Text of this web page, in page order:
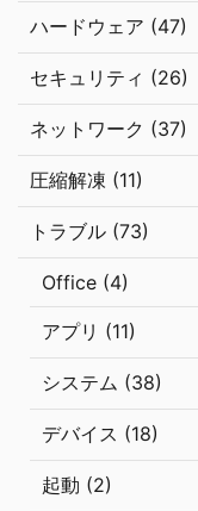
ハードウェア (47)
セキュリティ (26)
ネットワーク (37)
圧縮解凍 (11)
トラブル (73)
Office (4)
アプリ (11)
システム (38)
デバイス (18)
起動 (2)